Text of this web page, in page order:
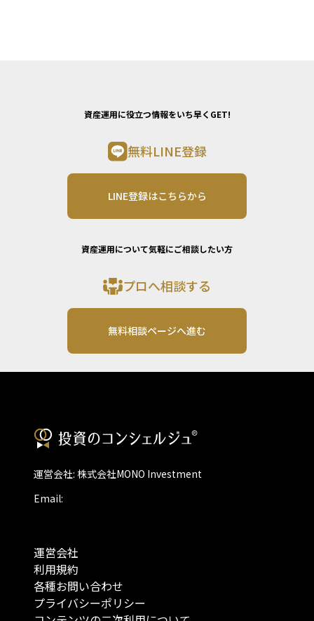
資産運用に役立つ情報をいち早くGET!
無料LINE登録
LINE登録はこちらから
資産運用について気軽にご相談したい方
プロへ相談する
無料相談ページへ進む
運営会社: 株式会社MONO Investment
Email:
運営会社
利用規約
各種お問い合わせ
プライバシーポリシー